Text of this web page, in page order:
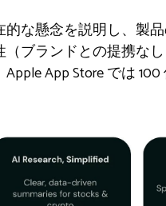
な懸念を説明し、製
ブランドとの提携な
App Store では